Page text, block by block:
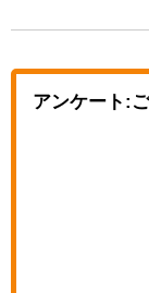
アンケート: